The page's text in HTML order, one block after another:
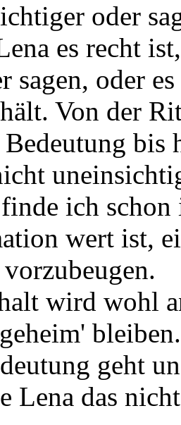
oder
es recht
sagen, oder
Von der
bis
ich schon
wert ist,
wird wohl
bleiben.
geht
Lena das